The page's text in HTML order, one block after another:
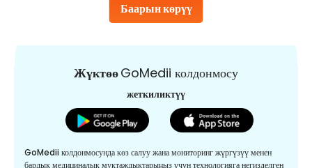
Баарын көрүү
ЖүктөөGoMedii колдонмосу
жеткиликтүү
GoMedii колдонмосунда көз салуу жана мониторинг жүргүзүү менен
бардык медициналык муктаждыктарыңыз үчүн технологияга негизделген